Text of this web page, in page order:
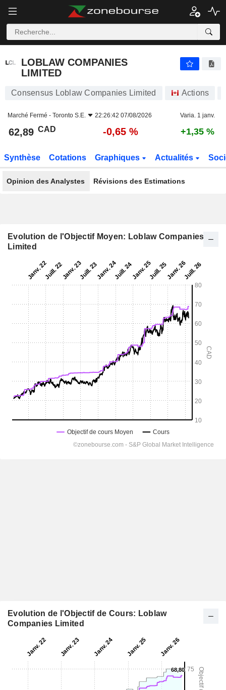
LOBLAW COMPANIES
LIMITED
Consensus Loblaw Companies Limited Actions
Marché Fermé - Toronto S.E. 22:26:42 07/08/2026 Varia. 1 janv.
62,89 CAD -0,65 % +1,35 %
Synthèse Cotations Graphiques Actualités
Opinion des Analystes Révisions des Estimations
Evolution de l'Objectif Moyen: Loblaw Companies
Limited
Evolution de l'Objectif de Cours: Loblaw
Companies Limited